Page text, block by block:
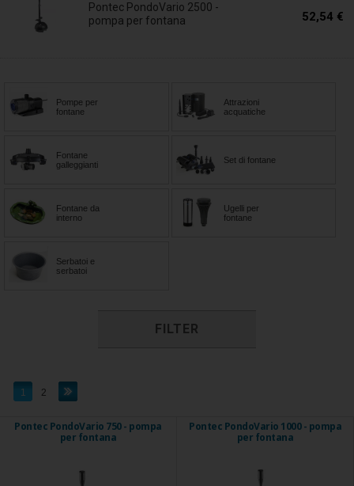
Pontec PondoVario 2500 -
pompa per fontana
52,54 €
Pompe per
fontane
Attrazioni
acquatiche
Fontane
galleggianti
Set di fontane
Fontane da
interno
Ugelli per
fontane
Serbatoi e
serbatoi
FILTER
1 2
Pontec PondoVario 750 - pompa
per fontana
Pontec PondoVario 1000 - pompa
per fontana